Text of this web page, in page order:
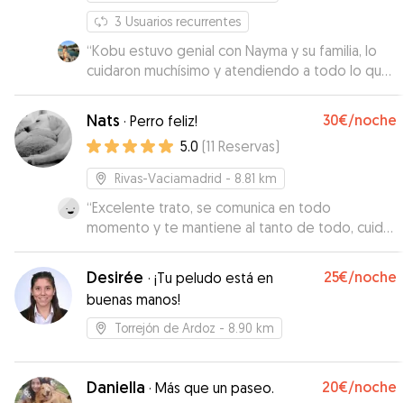
3 Usuarios recurrentes
“Kobu estuvo genial con Nayma y su familia, lo
cuidaron muchísimo y atendiendo a todo lo que
les indiqué. Me mandaron fotos en todo
momento así que estuve muy tranquila todo el
tiempo. Repetiré sin duda, muchas gracias! ”
Nats · Perro feliz! 30€/noche
5.0 (11 Reservas)
Rivas-Vaciamadrid - 8.81 km
“Excelente trato, se comunica en todo
momento y te mantiene al tanto de todo, cuidó
de miel perfectamente, ampliamente
recomendable 100%
Desirée · ¡Tu peludo está en
buenas manos!
25€/noche
Torrejón de Ardoz - 8.90 km
Daniella · Más que un paseo. 20€/noche